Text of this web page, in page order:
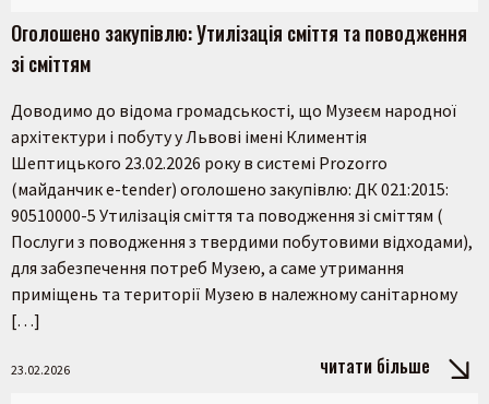
Шукати
Оголошено закупівлю: Утилізація сміття та поводження
зі сміттям
Доводимо до відома громадськості, що Музеєм народної
архітектури і побуту у Львові імені Климентія
Шептицького 23.02.2026 року в системі Prozorro
(майданчик e-tender) оголошено закупівлю: ДК 021:2015:
90510000-5 Утилізація сміття та поводження зі сміттям (
Послуги з поводження з твердими побутовими відходами),
для забезпечення потреб Музею, а саме утримання
приміщень та території Музею в належному санітарному
[…]
23.02.2026 читати більше